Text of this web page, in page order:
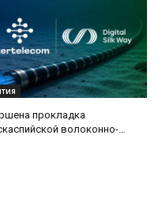
прокладка
волоконно-